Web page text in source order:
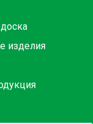
изделия